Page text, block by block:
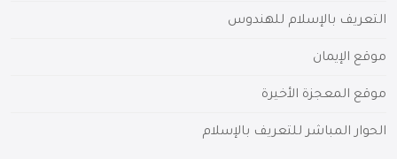
التعريف بالإسلام للهندوس
موقع الإيمان
موقع المعجزة الأخيرة
الحوار المباشر للتعريف بالإسلام